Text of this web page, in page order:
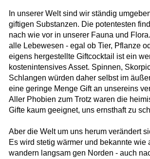
In unserer Welt sind wir ständig
giftigen Substanzen. Die potentesten
nach wie vor in unserer Fauna und
alle Lebewesen - egal ob Tier, Pflanze
eigens hergestellte Giftcocktail ist ein
kostenintensives Asset. Spinnen,
Schlangen würden daher selbst im
eine geringe Menge Gift an unsereins
Aller Phobien zum Trotz waren die
Gifte kaum geeignet, uns ernsthaft zu
Aber die Welt um uns herum verändert
Es wird stetig wärmer und bekannte wie
wandern langsam gen Norden - auch